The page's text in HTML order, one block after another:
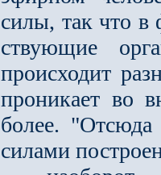
силы, так что в
ствующие
происходит
проникает во
более.
силами